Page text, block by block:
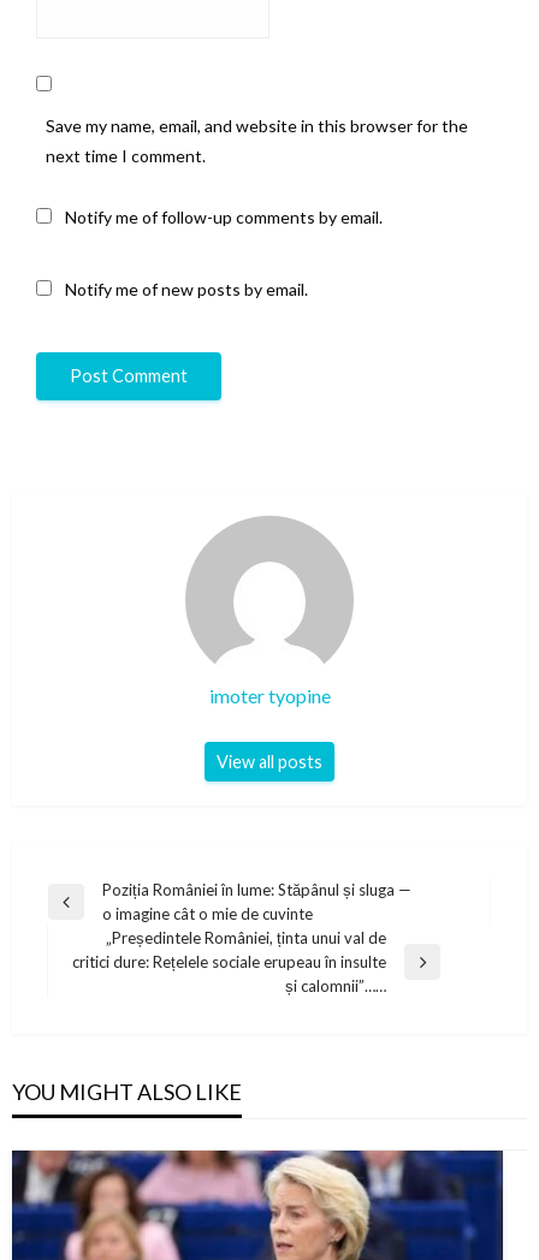
Save my name, email, and website in this browser for the
next time I comment.
Notify me of follow-up comments by email.
Notify me of new posts by email.
imoter tyopine
View all posts
Post
navigation
Previous
Poziția României în lume: Stăpânul și sluga —
o imagine cât o mie de cuvinte
Next
„Președintele României, ținta unui val de
critici dure: Rețelele sociale erupeau în insulte
și calomnii”……
YOU MIGHT ALSO LIKE